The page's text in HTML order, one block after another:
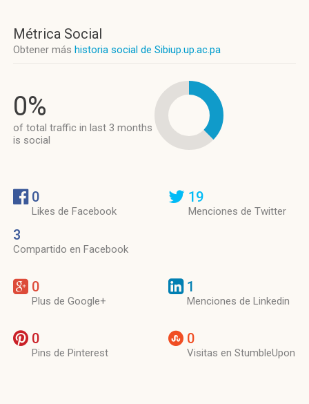
Métrica Social
Obtener más historia social de Sibiup.up.ac.pa
0%
of total traffic in last 3 months
is social
0
Likes de Facebook
3
Compartido en Facebook
19
Menciones de Twitter
0
Plus de Google+
1
Menciones de Linkedin
0
Pins de Pinterest
0
Visitas en StumbleUpon